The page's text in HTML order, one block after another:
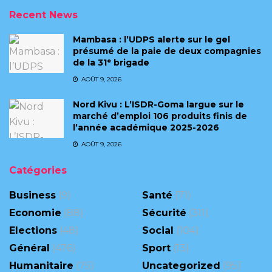
Recent News
Mambasa : l’UDPS alerte sur le gel
présumé de la paie de deux compagnies
de la 31ᵉ brigade
AOÛT 9, 2026
Nord Kivu : L’ISDR-Goma largue sur le
marché d’emploi 106 produits finis de
l’année académique 2025-2026
AOÛT 9, 2026
Catégories
Business (9)
Economie (88)
Elections (48)
Général (476)
Humanitaire (75)
Santé (71)
Sécurité (311)
Social (104)
Sport (13)
Uncategorized (95)